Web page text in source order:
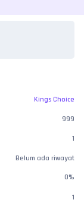
Kings Choice
999
1
Belum ada riwayat
0%
1